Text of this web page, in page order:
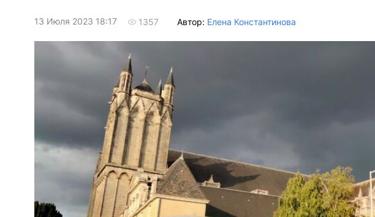
13 Июля 2023 18:17 1357 Автор: Елена Константинова